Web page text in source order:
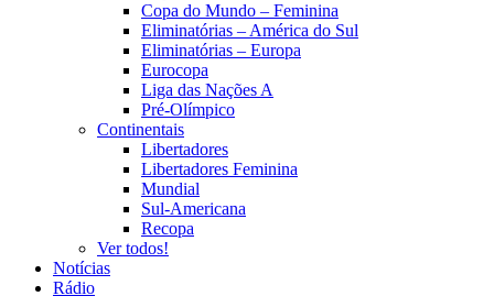
Copa do Mundo – Feminina
Eliminatórias – América do Sul
Eliminatórias – Europa
Eurocopa
Liga das Nações A
Pré-Olímpico
Continentais
Libertadores
Libertadores Feminina
Mundial
Sul-Americana
Recopa
Ver todos!
Notícias
Rádio